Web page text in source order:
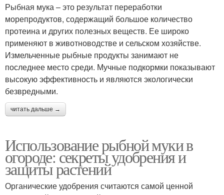
Рыбная мука – это результат переработки
морепродуктов, содержащий большое количество
протеина и других полезных веществ. Ее широко
применяют в животноводстве и сельском хозяйстве.
Измельченные рыбные продукты занимают не
последнее место среди. Мучные подкормки показывают
высокую эффективность и являются экологически
безвредными.
читать дальше →
Использование рыбной муки в
огороде: секреты удобрения и
защиты растений
Органические удобрения считаются самой ценной